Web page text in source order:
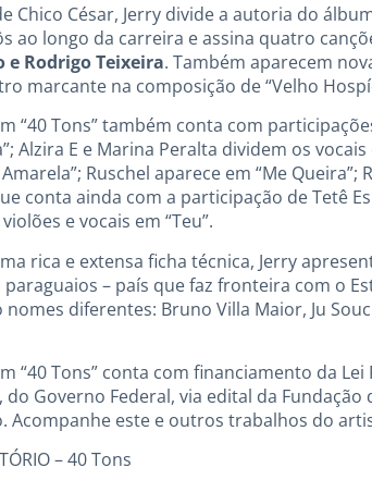
Chico César, Jerry divide a autoria do
ao longo da carreira e assina quatro
e Rodrigo Teixeira. Também aparecem
marcante na composição de “Velho
“40 Tons” também conta com
Alzira E e Marina Peralta dividem os
Ruschel aparece em “Me
conta ainda com a participação de Tetê
e vocais em “Teu”.
rica e extensa ficha técnica, Jerry
– país que faz fronteira com o
diferentes: Bruno Villa Maior, Ju
“40 Tons” conta com financiamento da
do Governo Federal, via edital da
Acompanhe este e outros trabalhos do
– 40 Tons